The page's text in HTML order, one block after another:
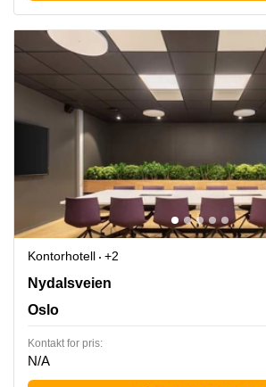
Kontorhotell
+2
28 Nydalsveien,1st floor, Oslo
Nydalsveien
Oslo
Kontakt for pris:
N/A